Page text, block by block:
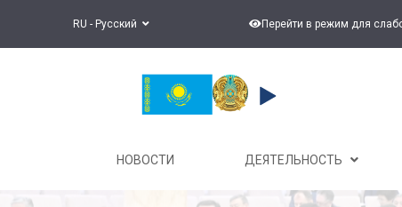
RU - Русский Перейти в режим для
НОВОСТИ ДЕЯТЕЛЬНОСТЬ